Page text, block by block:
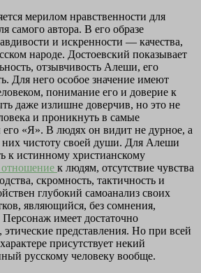
мерилом нравственности для
самого автора. В его образе
и искренности — качества,
народе. Достоевский показывает
отзывчивость Алеши, его
Для него особое значение имеют
понимание его и доверие к
даже излишне доверчив, но это не
и проникнуть в самые
«Я». В людях он видит не дурное, а
чистоту своей души. Для Алеши
к истинному христианскому
к людям, отсутствие чувства
скромность, тактичность и
глубокий самоанализ своих
являющийся, без сомнения,
имеет достаточно
представления. Но при всей
присутствует некий
русскому человеку вообще.